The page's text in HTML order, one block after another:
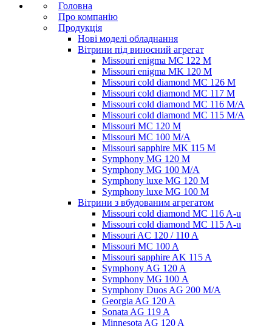
Головна
Про компанію
Продукція
Нові моделі обладнання
Вітрини під виносний агрегат
Missouri enigma MC 122 M
Missouri enigma MK 120 M
Missouri cold diamond MC 126 M
Missouri cold diamond MC 117 M
Missouri cold diamond MC 116 M/A
Missouri cold diamond MC 115 M/A
Missouri MC 120 M
Missouri MC 100 M/A
Missouri sapphire MK 115 M
Symphony MG 120 M
Symphony MG 100 M/А
Symphony luxe MG 120 M
Symphony luxe MG 100 M
Вітрини з вбудованим агрегатом
Missouri cold diamond MC 116 A-u
Missouri cold diamond MC 115 A-u
Missouri AC 120 / 110 A
Missouri MC 100 A
Missouri sapphire AK 115 A
Symphony AG 120 A
Symphony MG 100 А
Symphony Duos AG 200 M/A
Georgia AG 120 A
Sonata AG 119 A
Minnesota AG 120 A